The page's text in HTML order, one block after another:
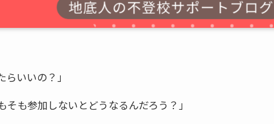
いいの？」
も参加しないとどうなるんだろう？」